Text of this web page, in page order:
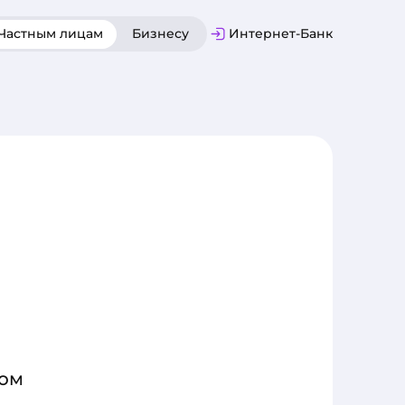
лицам Бизнесу Интернет-Банк